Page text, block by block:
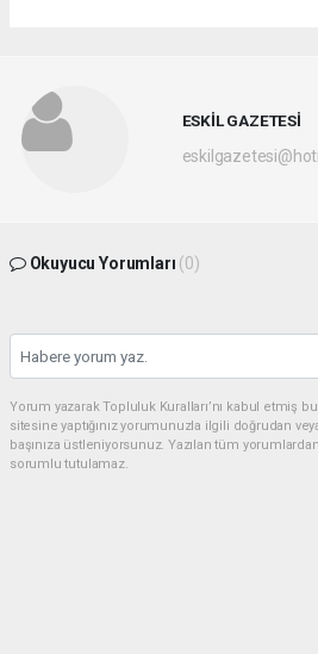
ESKİL GAZETESİ
Okuyucu Yorumları (0)
Yorum yazarak Topluluk Kuralları’nı kabul etmiş
sitesine yaptığınız yorumunuzla ilgili doğrudan
başınıza üstleniyorsunuz. Yazılan tüm
sorumlu tutulamaz.